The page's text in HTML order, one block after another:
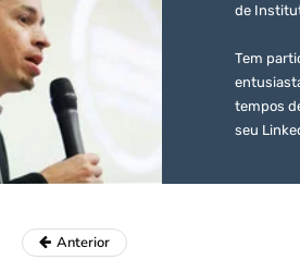
de
Tem
tempos
seu
Anterior